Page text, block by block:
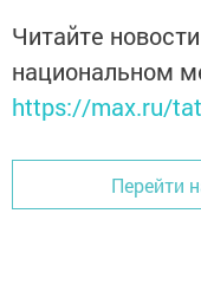
Читайте
национальном
https://max.ru/
Перейти